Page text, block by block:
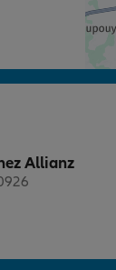
Allianz